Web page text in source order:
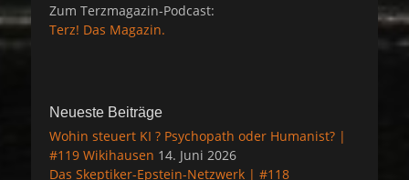
Zum Terzmagazin-Podcast:
Terz! Das Magazin.
Neueste Beiträge
Wohin steuert KI ? Psychopath oder Humanist? |
#119 Wikihausen 14. Juni 2026
Das Skeptiker-Epstein-Netzwerk | #118